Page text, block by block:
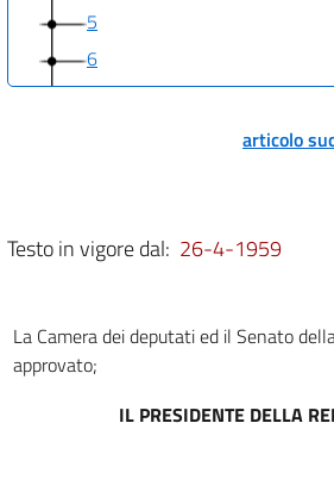
5
6
7
11
14
articolo
Testo in vigore dal: 26-4-1959
La Camera dei deputati ed il Senato
approvato;
IL PRESIDENTE DELLA